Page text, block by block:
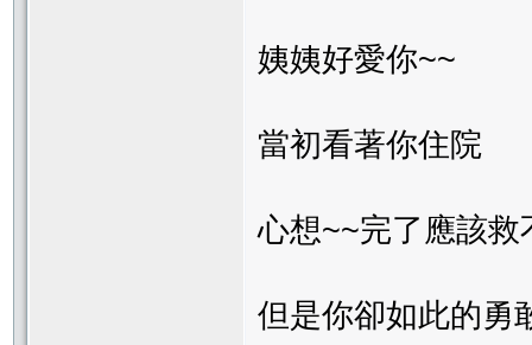
姨姨好愛你~~
當初看著你住院
心想~~完了應該救
但是你卻如此的勇